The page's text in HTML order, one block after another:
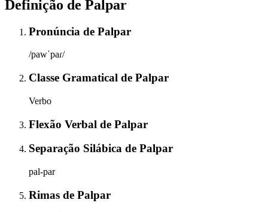
Definição de Palpar
Pronúncia de Palpar
/pawˈpaɾ/
Classe Gramatical de Palpar
Verbo
Flexão Verbal de Palpar
Separação Silábica de Palpar
pal-par
Rimas de Palpar